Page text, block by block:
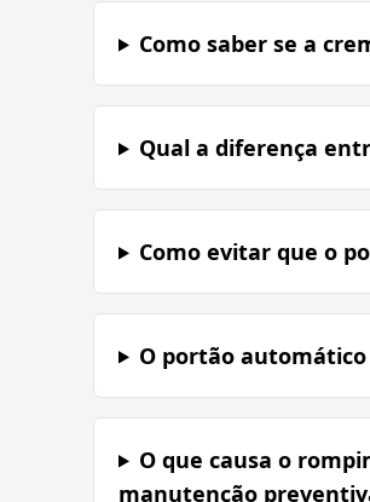
Como saber se a
Qual a diferença
Como evitar que o
O portão
O que causa o
manutenção